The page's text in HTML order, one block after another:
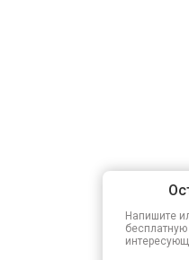
Напишите